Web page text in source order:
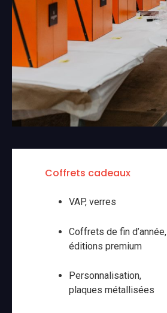
Coffrets cadeaux
VAP, verres
Coffrets de fin d’année,
éditions premium
Personnalisation,
plaques métallisées